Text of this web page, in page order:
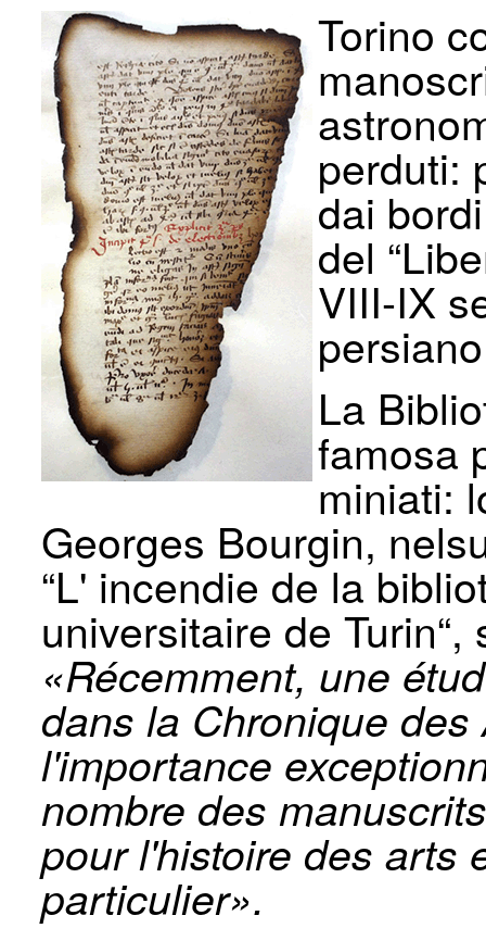
Torino
perduti:
dai
del
VIII-IX
La
famosa
miniati:
Georges Bourgin,
“L' incendie de la
universitaire de Turin“,
«Récemment, une
dans la Chronique
l'importance
nombre des
pour l'histoire des arts
particulier».